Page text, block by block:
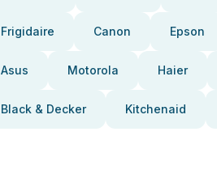
Frigidaire Canon Epson
Asus Motorola Haier
Black & Decker Kitchenaid